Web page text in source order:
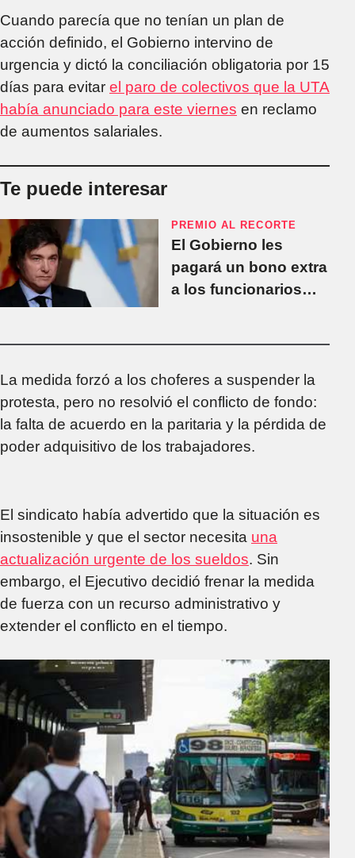
Cuando parecía que no tenían un plan de
acción definido, el Gobierno intervino de
urgencia y dictó la conciliación obligatoria por 15
días para evitar el paro de colectivos que la UTA
había anunciado para este viernes en reclamo
de aumentos salariales.
Te puede interesar
PREMIO AL RECORTE
El Gobierno les
pagará un bono extra
a los funcionarios
La medida forzó a los choferes a suspender la
protesta, pero no resolvió el conflicto de fondo:
la falta de acuerdo en la paritaria y la pérdida de
poder adquisitivo de los trabajadores.
El sindicato había advertido que la situación es
insostenible y que el sector necesita una
actualización urgente de los sueldos. Sin
embargo, el Ejecutivo decidió frenar la medida
de fuerza con un recurso administrativo y
extender el conflicto en el tiempo.